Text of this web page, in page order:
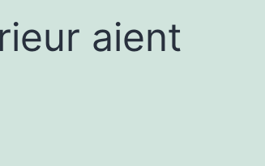
aient